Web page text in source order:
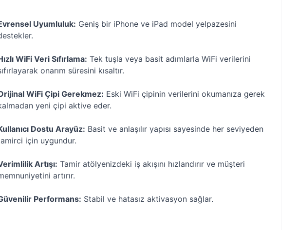
Uyumluluk: Geniş bir iPhone ve iPad model yelpazesini
WiFi Veri Sıfırlama: Tek tuşla veya basit adımlarla WiFi verilerini
onarım süresini kısaltır.
WiFi Çipi Gerekmez: Eski WiFi çipinin verilerini okumanıza gerek
yeni çipi aktive eder.
Dostu Arayüz: Basit ve anlaşılır yapısı sayesinde her seviyeden
için uygundur.
Artışı: Tamir atölyenizdeki iş akışını hızlandırır ve müşteri
artırır.
Performans: Stabil ve hatasız aktivasyon sağlar.